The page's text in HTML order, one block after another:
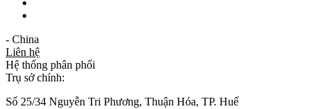
- China
Liên hệ
Hệ thống phân phối
Trụ sở chính:
Số 25/34 Nguyễn Tri Phương, Thuận Hóa, TP. Huế